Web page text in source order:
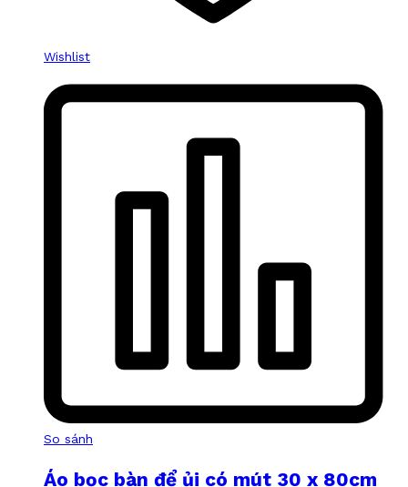
Wishlist
So sánh
Áo bọc bàn để ủi có mút 30 x 80cm